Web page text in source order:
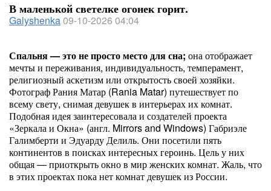
В маленькой светелке огонек горит.
Galyshenka09-10-2026 04:04
Спальня — это не просто место для сна; она отображает
мечты и переживания, индивидуальность, темперамент,
религиозный аскетизм или открытость своей хозяйки.
Фотограф Рания Матар (Rania Matar) путешествует по
всему свету, снимая девушек в интерьерах их комнат.
Подобная идея заинтересовала и создателей проекта
«Зеркала и Окна» (англ. Mirrors and Windows) Габриэле
Галимберти и Эдуарду Делиль. Они посетили пять
континентов в поисках интересных героинь. Цель у них
общая — приоткрыть окно в мир женских комнат. Жаль, что
в этих проектах пока нет комнат девушек из России.